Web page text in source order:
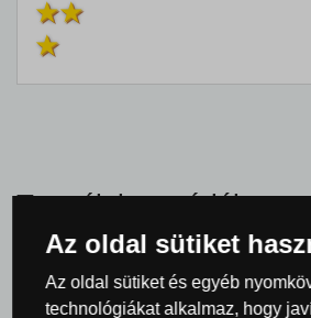
Termék kategóriák
és kerti lámpák
Az oldal sütiket
Az oldal sütiket és egyéb
technológiákat alkalmaz, hogy